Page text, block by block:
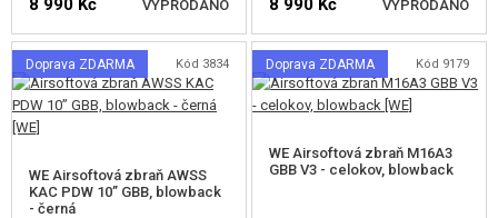
8 990 Kč VYPRODÁNO
HLÍDAT DOSTUPNOST
8 990 Kč VYPRODÁNO
HLÍDAT DOSTUPNOST
Doprava ZDARMA Kód 3834
WE Airsoftová zbraň AWSS
KAC PDW 10” GBB, blowback
- černá
Doprava ZDARMA Kód 9179
WE Airsoftová zbraň M16A3
GBB V3 - celokov, blowback